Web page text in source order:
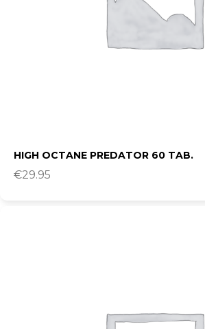
HIGH OCTANE PREDATOR 60 TAB.
€29.95